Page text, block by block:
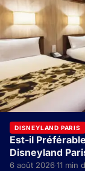
DISNEYLAND PARIS
Est-il
Disneyland
6 août 2026·11 min